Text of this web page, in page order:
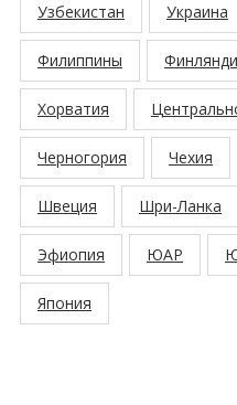
Узбекистан Украина
Филиппины
Хорватия
Черногория Чехия
Швеция Шри-Ланка
Эфиопия ЮАР
Япония